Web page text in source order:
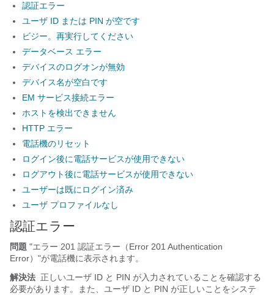
認証エラー
ユーザ ID または PIN が空です
ビジー。再実行してください
データベース エラー
デバイスのログオンが無効
デバイス名が空白です
EM サービス接続エラー
ホストを検出できません
HTTP エラー
電話機のリセット
ログイン後に電話サービスが使用できない
ログアウト後に電話サービスが使用できない
ユーザーは既にログイン済み
ユーザ プロファイルなし
認証エラー
問題 "エラー 201 認証エラー（Error 201 Authentication
Error）"が電話機に表示されます。
解決法 正しいユーザ ID と PIN が入力されていることを確認する
必要があります。また、ユーザ ID と PIN が正しいことをシステ